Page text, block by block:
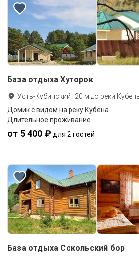
База отдыха Хуторок
Усть-Кубинский · 20 м до реки
Домик с видом на реку Кубена
Длительное проживание
от 5 400 ₽ для 2 гостей
База отдыха Сокольский бор